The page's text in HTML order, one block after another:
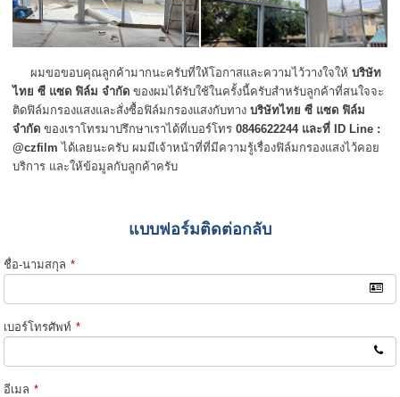
ผมขอขอบคุณลูกค้ามากนะครับที่ให้โอกาสและความไว้วางใจให้บริษัท
ไทย ซี แซด ฟิล์ม จำกัด ของผมได้รับใช้ในครั้งนี้ครับสำหรับลูกค้าที่สนใจจะ
ติดฟิล์มกรองแสงและสั่งซื้อฟิล์มกรองแสงกับทางบริษัทไทย ซี แซด ฟิล์ม
จำกัด ของเราโทรมาปรึกษาเราได้ที่เบอร์โทร 0846622244 และที่ ID Line :
@czfilmได้เลยนะครับ ผมมีเจ้าหน้าที่ที่มีความรู้เรื่องฟิล์มกรองแสงไว้คอย
บริการ และให้ข้อมูลกับลูกค้าครับ
แบบฟอร์มติดต่อกลับ
ชื่อ-นามสกุล *
เบอร์โทรศัพท์ *
อีเมล *